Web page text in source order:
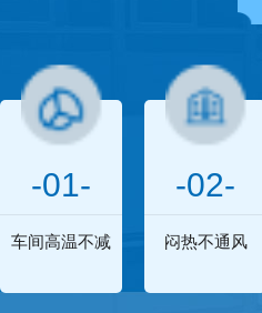
-01-
车间高温不减
-02-
闷热不通风